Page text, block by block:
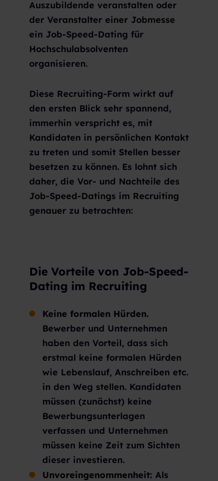
Auszubildende veranstalten oder
der Veranstalter einer Jobmesse
ein Job-Speed-Dating für
Hochschulabsolventen
organisieren.
Diese Recruiting-Form wirkt auf
den ersten Blick sehr spannend,
immerhin verspricht es, mit
Kandidaten in persönlichen Kontakt
zu treten und somit Stellen besser
besetzen zu können. Es lohnt sich
daher, die Vor- und Nachteile des
Job-Speed-Datings im Recruiting
genauer zu betrachten:
Die Vorteile von Job-Speed-
Dating im Recruiting
Keine formalen Hürden.
Bewerber und Unternehmen
haben den Vorteil, dass sich
erstmal keine formalen Hürden
wie Lebenslauf, Anschreiben etc.
in den Weg stellen. Kandidaten
müssen (zunächst) keine
Bewerbungsunterlagen
verfassen und Unternehmen
müssen keine Zeit zum Sichten
dieser investieren.
Unvoreingenommenheit: Als